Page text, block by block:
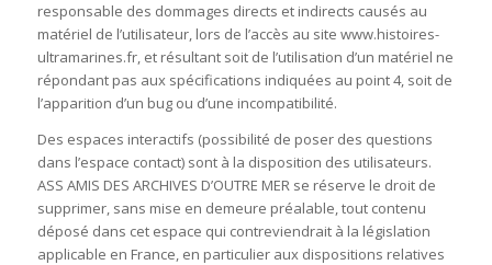
responsable des dommages directs et indirects causés au
matériel de l’utilisateur, lors de l’accès au site www.histoires-
ultramarines.fr, et résultant soit de l’utilisation d’un matériel ne
répondant pas aux spécifications indiquées au point 4, soit de
l’apparition d’un bug ou d’une incompatibilité.
Des espaces interactifs (possibilité de poser des questions
dans l’espace contact) sont à la disposition des utilisateurs.
ASS AMIS DES ARCHIVES D’OUTRE MER se réserve le droit de
supprimer, sans mise en demeure préalable, tout contenu
déposé dans cet espace qui contreviendrait à la législation
applicable en France, en particulier aux dispositions relatives